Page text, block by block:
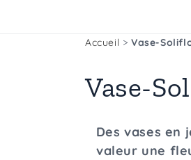
Accueil >Vase-
C
o
Vase-
Des vases en
valeur une